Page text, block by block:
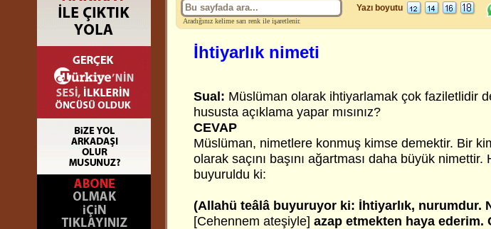
Aradığınız kelime sarı renk ile işaretlenir.
Yazı boyutu
İhtiyarlık nimeti
Sual: Müslüman olarak ihtiyarlamak çok faziletlidir
hususta açıklama yapar mısınız?
CEVAP
Müslüman, nimetlere konmuş kimse demektir. Bir
olarak saçını başını ağartması daha büyük
buyuruldu ki:
(Allahü teâlâ buyuruyor ki: İhtiyarlık, nurumdur.
[Cehennem ateşiyle] azap etmekten haya ederim.